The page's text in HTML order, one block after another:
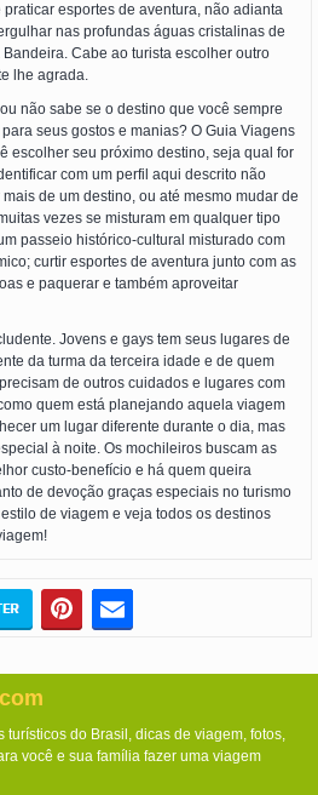
esportes de aventura, não adianta
nas profundas águas cristalinas de
Cabe ao turista escolher outro
lhe agrada.
não sabe se o destino que você sempre
seus gostos e manias? O Guia Viagens
escolher seu próximo destino, seja qual for
com um perfil aqui descrito não
de um destino, ou até mesmo mudar de
vezes se misturam em qualquer tipo
passeio histórico-cultural misturado com
curtir esportes de aventura junto com as
e paquerar e também aproveitar
Jovens e gays tem seus lugares de
da turma da terceira idade e de quem
de outros cuidados e lugares com
quem está planejando aquela viagem
um lugar diferente durante o dia, mas
à noite. Os mochileiros buscam as
custo-benefício e há quem queira
de devoção graças especiais no turismo
de viagem e veja todos os destinos
do Brasil, dicas de viagem, fotos,
você e sua família fazer uma viagem